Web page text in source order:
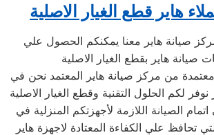
هاير قطع الغيار الاصلية
صيانة هاير بقطع الغيار الاصلية
من مركز صيانة هاير المعتمد نحن في
لكم الحلول التقنية وقطع الغيار الاصلية
الصيانة اللازمة لأجهزتكم المنزلية في
تحافظ علي الكفاءة المعتادة لاجهزة هاير